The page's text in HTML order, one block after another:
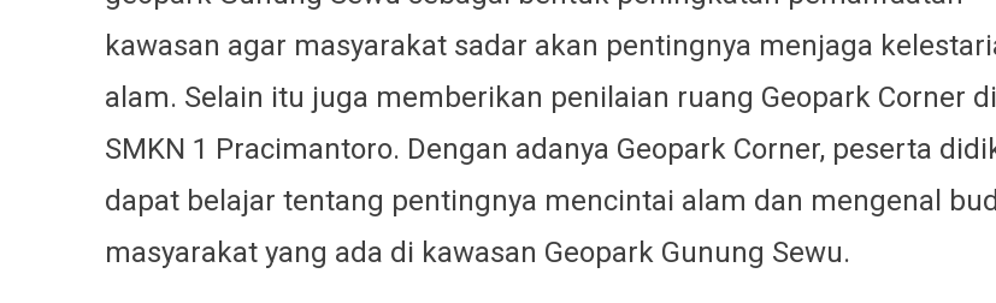
kawasan agar masyarakat sadar akan pentingnya menjaga
alam. Selain itu juga memberikan penilaian ruang Geopark Corner di
SMKN 1 Pracimantoro. Dengan adanya Geopark Corner, peserta
dapat belajar tentang pentingnya mencintai alam dan mengenal
masyarakat yang ada di kawasan Geopark Gunung Sewu.